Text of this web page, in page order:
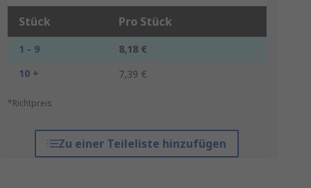
Stück Pro Stück
1 - 9
8,18 €
10 +
7,39 €
*Richtpreis
Zu einer Teileliste hinzufügen